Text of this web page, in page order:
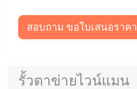
สอบถาม ขอใบเสนอราคา
รั้วตาข่ายไวน์แมน